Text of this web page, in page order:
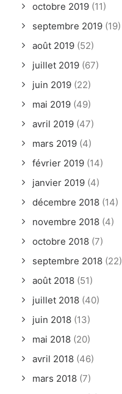
octobre 2019 (11)
septembre 2019 (19)
août 2019 (52)
juillet 2019 (67)
juin 2019 (22)
mai 2019 (49)
avril 2019 (47)
mars 2019 (4)
février 2019 (14)
janvier 2019 (4)
décembre 2018 (14)
novembre 2018 (4)
octobre 2018 (7)
septembre 2018 (22)
août 2018 (51)
juillet 2018 (40)
juin 2018 (13)
mai 2018 (20)
avril 2018 (46)
mars 2018 (7)